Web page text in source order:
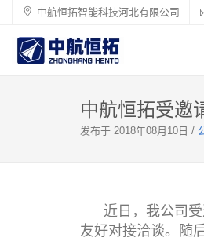
中航恒拓智能科技河北有限公司
中航恒拓受邀
发布于 2018年08月10日 /
近日，我公司受
友好对接洽谈。随